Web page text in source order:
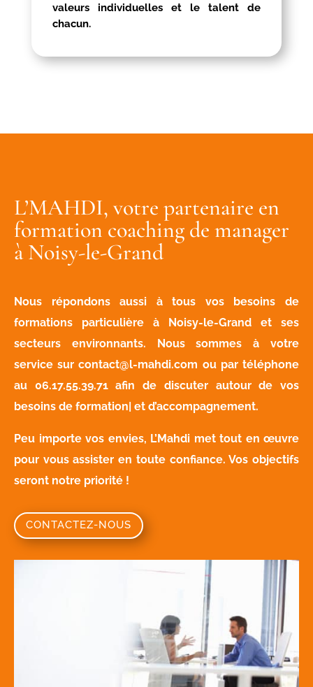
valeurs individuelles et le talent de
chacun.
L’MAHDI, votre partenaire en
formation coaching de manager
à Noisy-le-Grand
Nous répondons aussi à tous vos besoins de
formations particulière à Noisy-le-Grand et ses
secteurs environnants. Nous sommes à votre
service surcontact@l-mahdi.com ou par téléphone
au 06.17.55.39.71afin de discuter autour de vos
besoins de formation| et d’accompagnement.
Peu importe vos envies, L’Mahdi met tout en œuvre
pour vous assister en toute confiance. Vos objectifs
seront notre priorité !
CONTACTEZ-NOUS